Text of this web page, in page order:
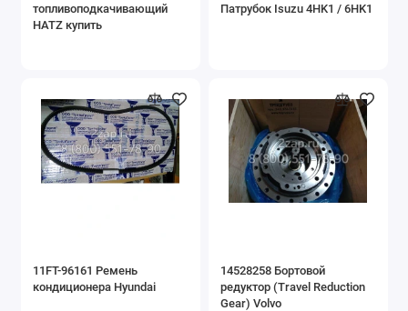
топливоподкачивающий
HATZ купить
Патрубок Isuzu 4HK1 / 6HK1
11FT-96161 Ремень
кондиционера Hyundai
14528258 Бортовой
редуктор (Travel Reduction
Gear) Volvo